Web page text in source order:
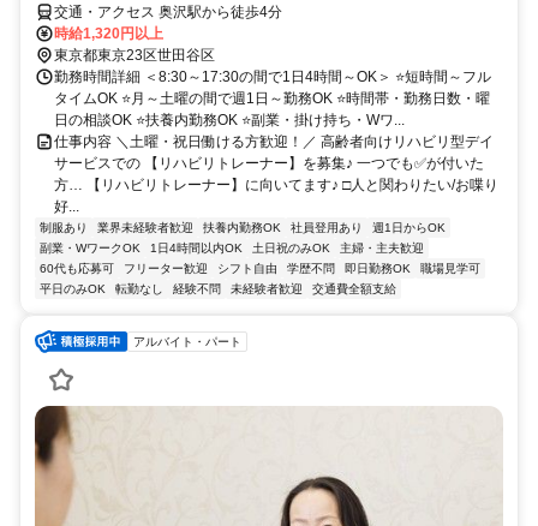
交通・アクセス 奥沢駅から徒歩4分
時給1,320円以上
東京都東京23区世田谷区
勤務時間詳細 ＜8:30～17:30の間で1日4時間～OK＞ ⭐短時間～フル
タイムOK ⭐月～土曜の間で週1日～勤務OK ⭐時間帯・勤務日数・曜
日の相談OK ⭐扶養内勤務OK ⭐副業・掛け持ち・Wワ...
仕事内容 ＼土曜・祝日働ける方歓迎！／ 高齢者向けリハビリ型デイ
サービスでの 【リハビリトレーナー】を募集♪ 一つでも✅が付いた
方… 【リハビリトレーナー】に向いてます♪ □人と関わりたい/お喋り
好...
制服あり 業界未経験者歓迎 扶養内勤務OK 社員登用あり
週1日からOK
副業・WワークOK
1日4時間以内OK 土日祝のみOK
主婦・主夫歓迎
60代も応募可
フリーター歓迎 シフト自由 学歴不問 即日勤務OK
職場見学可
平日のみOK
転勤なし 経験不問 未経験者歓迎 交通費全額支給
アルバイト・パート